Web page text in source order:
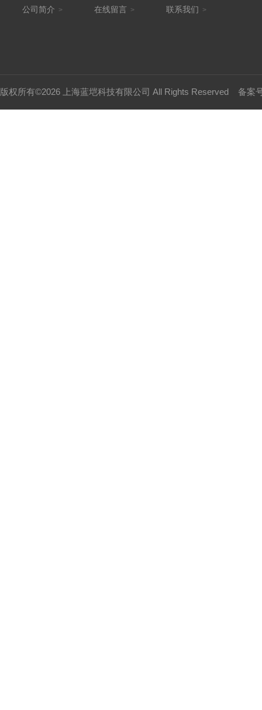
公司简介 > 在线留言 > 联系我们 >
版权所有©2026 上海蓝垲科技有限公司 All Rights Reserved 备案